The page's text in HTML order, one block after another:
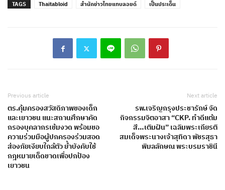
TAGS Thaitabloid สำนักข่าวไทยแทบลอยด์ เป็นประเด็น
Previous article
ตร.คุ้มครองสวัสดิภาพของเด็ก
และเยาวชน แนะสถานศึกษาคัด
กรองบุคลากรเข้มงวด พร้อมขอ
ความร่วมมือผู้ปกครองร่วมสอด
ส่องภัยเงียบใกล้ตัว ย้ำบังคับใช้
กฎหมายเด็ดขาดเพื่อปกป้อง
เยาวชน
Next article
รพ.เจริญกรุงประชารักษ์ จัด
กิจกรรมจิตอาสา “CKP. ทำดีแต้ม
สี…เติมฝัน” เฉลิมพระเกียรติ
สมเด็จพระนางเจ้าสุทิดา พัชรสุธา
พิมลลักษณ พระบรมราชินี